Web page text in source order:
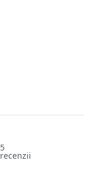
5
recenzii